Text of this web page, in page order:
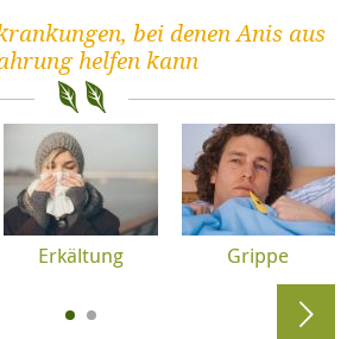
bei denen Anis aus
helfen kann
Erkältung Grippe